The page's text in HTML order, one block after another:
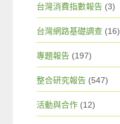
台灣消費指數報告 (3)
台灣網路基礎調查 (16)
專題報告 (197)
整合研究報告 (547)
活動與合作 (12)